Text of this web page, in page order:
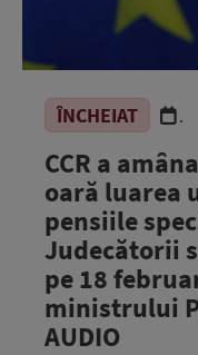
ÎNCHEIAT .
CCR a
oară luarea
pensiile
Judecătorii
pe 18
ministrului
AUDIO